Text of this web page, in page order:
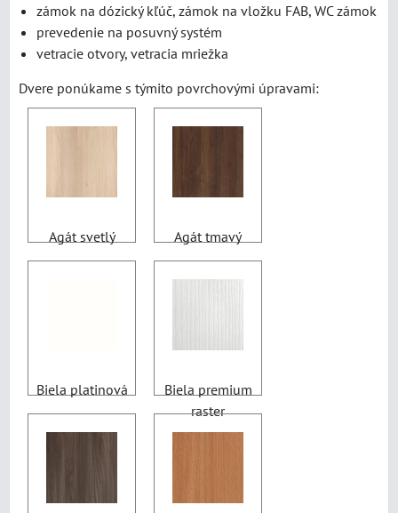
zámok na dózický kľúč, zámok na vložku FAB, WC zámok
prevedenie na posuvný systém
vetracie otvory, vetracia mriežka
Dvere ponúkame s týmito povrchovými úpravami:
Agát svetlý Agát tmavý
Biela platinová
Biela premium
raster